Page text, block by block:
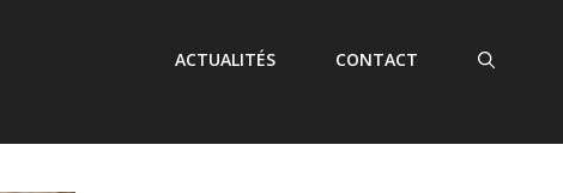
ACTUALITÉS CONTACT